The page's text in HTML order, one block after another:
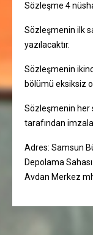
Sözleşme 4
Sözleşmenin ilk
yazılacaktır.
Sözleşmenin
bölümü eksiksiz
Sözleşmenin her
tarafından
Adres: Samsun
Depolama
Avdan Merkez